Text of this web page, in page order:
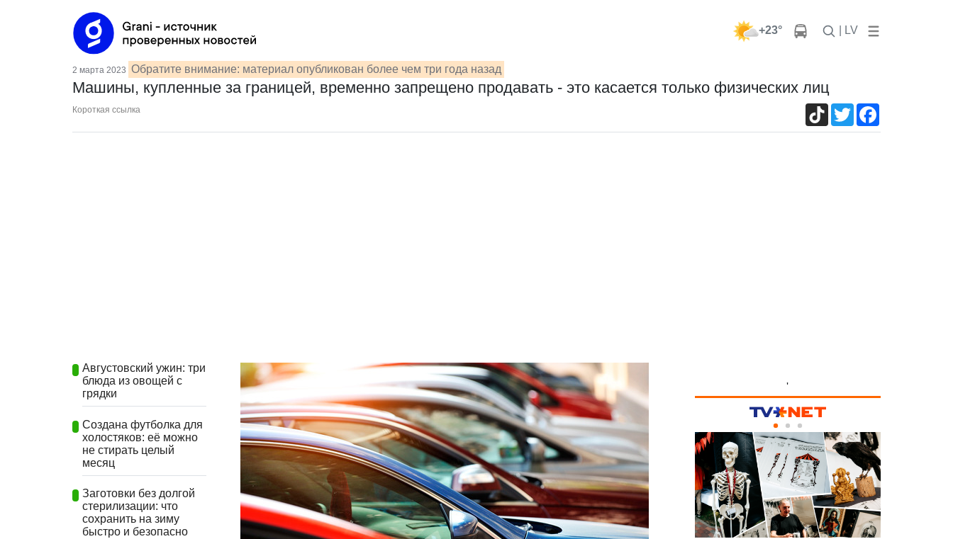
+23° | LV
2 марта 2023 Обратите внимание: материал опубликован более чем три года назад
Машины, купленные за границей, временно запрещено продавать - это касается только физических лиц
Короткая ссылка TikTokTwitter
Августовский ужин: три
блюда из овощей с
грядки
Создана футболка для
холостяков: её можно
не стирать целый
месяц
Заготовки без долгой
стерилизации: что
сохранить на зиму
быстро и безопасно
'